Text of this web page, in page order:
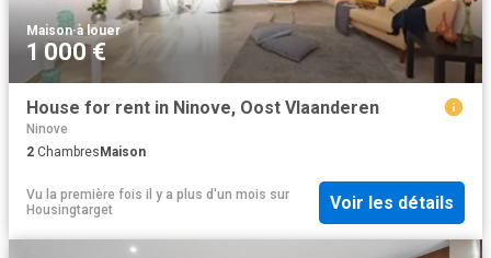
Maison·à louer
1 000 €
House for rent in Ninove, Oost Vlaanderen
Ninove
2 ChambresMaison
Vu la première fois il y a plus d'un mois sur
Housingtarget
Voir les détails